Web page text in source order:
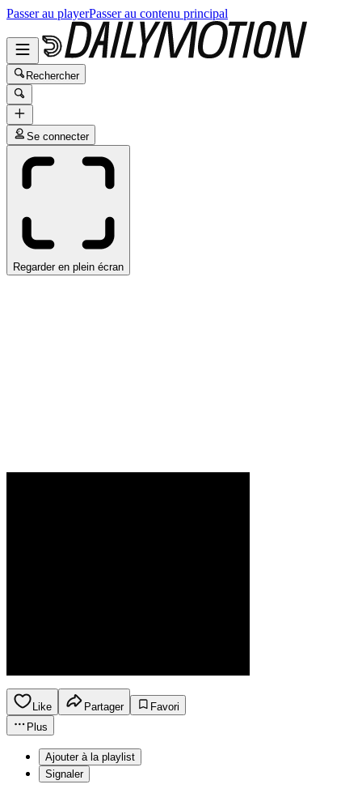
Passer au playerPasser au contenu principal
Rechercher
Se connecter
Regarder en plein écran
Like Partager
Favori
Plus
Ajouter à la playlist
Signaler